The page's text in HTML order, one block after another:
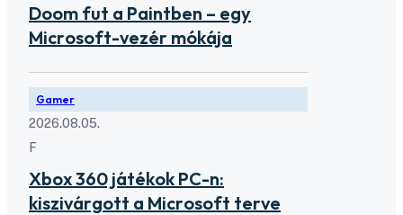
Doom fut a Paintben – egy
Microsoft-vezér mókája
Gamer
2026.08.05.
F
Xbox 360 játékok PC-n:
kiszivárgott a Microsoft terve